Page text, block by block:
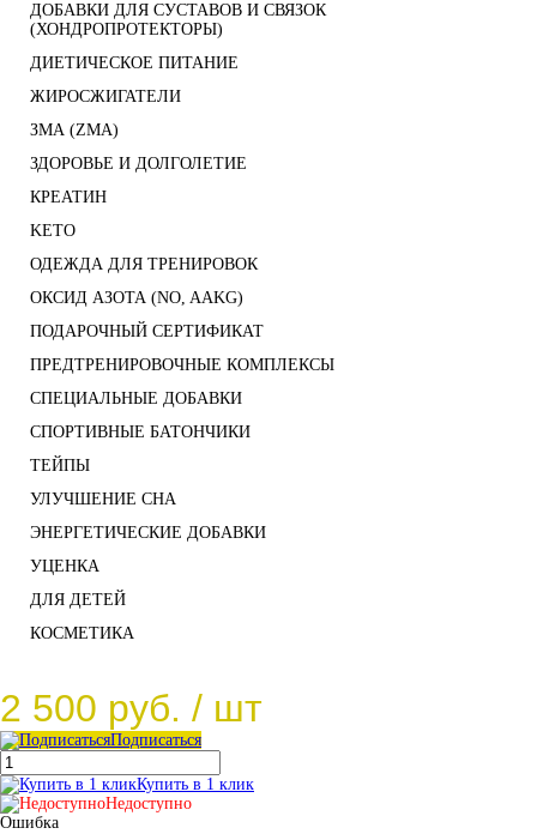
ДОБАВКИ ДЛЯ СУСТАВОВ И СВЯЗОК
(ХОНДРОПРОТЕКТОРЫ)
ДИЕТИЧЕСКОЕ ПИТАНИЕ
ЖИРОСЖИГАТЕЛИ
ЗМА (ZMA)
ЗДОРОВЬЕ И ДОЛГОЛЕТИЕ
КРЕАТИН
KETO
ОДЕЖДА ДЛЯ ТРЕНИРОВОК
ОКСИД АЗОТА (NO, AAKG)
ПОДАРОЧНЫЙ СЕРТИФИКАТ
ПРЕДТРЕНИРОВОЧНЫЕ КОМПЛЕКСЫ
СПЕЦИАЛЬНЫЕ ДОБАВКИ
СПОРТИВНЫЕ БАТОНЧИКИ
ТЕЙПЫ
УЛУЧШЕНИЕ СНА
ЭНЕРГЕТИЧЕСКИЕ ДОБАВКИ
УЦЕНКА
ДЛЯ ДЕТЕЙ
КОСМЕТИКА
2 500 руб. / шт
Подписаться
Купить в 1 клик
Недоступно
Ошибка